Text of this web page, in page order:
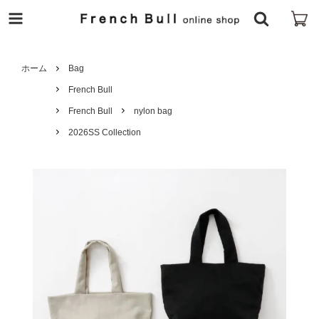
ホーム Bag
French Bull
French Bull nylon bag
2026SS Collection